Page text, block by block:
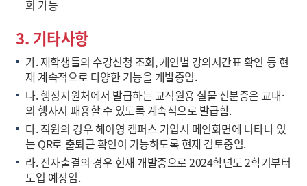
회 가능
3. 기타사항
가. 재학생들의 수강신청 조회, 개인별 강의시간표 확인 등 현
재 계속적으로 다양한 기능을 개발중임.
나. 행정지원처에서 발급하는 교직원용 실물 신분증은 교내·
외 행사시 패용할 수 있도록 계속적으로 발급함.
다. 직원의 경우 헤이영 캠퍼스 가입시 메인화면에 나타나 있
는 QR로 출퇴근 확인이 가능하도록 현재 검토중임.
라. 전자출결의 경우 현재 개발중으로 2024학년도 2학기부터
도입 예정임.